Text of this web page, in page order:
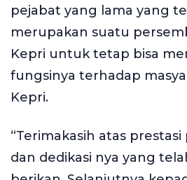
pejabat yang lama yang
merupakan suatu
Kepri untuk tetap bisa
fungsinya terhadap
Kepri.
“Terimakasih atas
dan dedikasi nya yang